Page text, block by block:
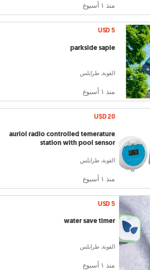
منذ ١ أسبوع
USD 5
parkside sapie
القوبة, طرابلس
منذ ١ أسبوع
USD 20
auriol radio controlled temerature
station with pool sensor
القوبة, طرابلس
منذ ١ أسبوع
USD 5
water save timer
القوبة, طرابلس
منذ ١ أسبوع